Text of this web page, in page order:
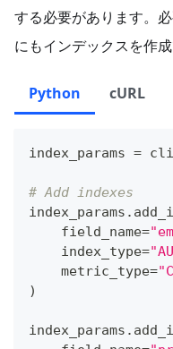
する必要があります。
にもインデックスを作成
Python cURL
index_params =
# Add indexes
index_params .
    field_name
=
    index_type
=
    metric_type
=
)
index_params .